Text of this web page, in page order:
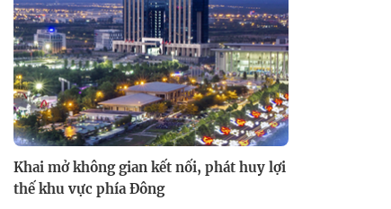
Khai mở không gian kết nối, phát huy lợi
thế khu vực phía Đông